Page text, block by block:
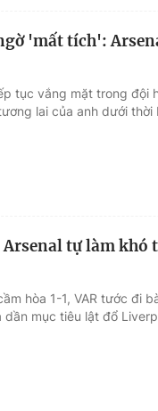
'mất tích':
tục vắng mặt trong đội
lai của anh dưới thời
tự làm khó
hòa 1-1, VAR tước đi
mục tiêu lật đổ